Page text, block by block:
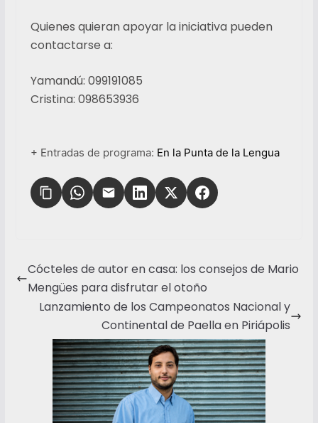
Quienes quieran apoyar la iniciativa pueden
contactarse a:
Yamandú: 099191085
Cristina: 098653936
+ Entradas de programa: En la Punta de la Lengua
Cócteles de autor en casa: los consejos de Mario
Mengües para disfrutar el otoño
Lanzamiento de los Campeonatos Nacional y
Continental de Paella en Piriápolis